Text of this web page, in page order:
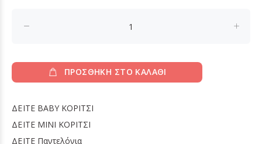
ΠΡΟΣΘΗΚΗ ΣΤΟ ΚΑΛΑΘΙ
ΔΕΙΤΕ BABY ΚΟΡΙΤΣΙ
ΔΕΙΤΕ MINI ΚΟΡΙΤΣΙ
ΔΕΙΤΕ Παντελόνια